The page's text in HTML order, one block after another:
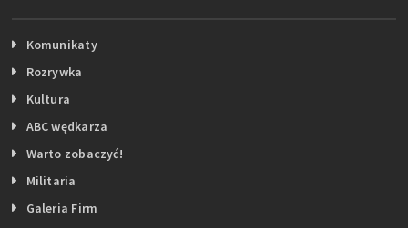
Komunikaty
Rozrywka
Kultura
ABC wędkarza
Warto zobaczyć!
Militaria
Galeria Firm